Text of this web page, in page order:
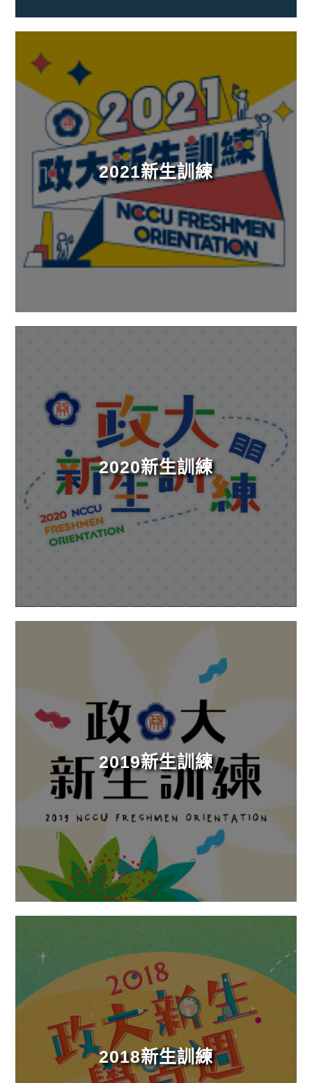
2021新生訓練
2020新生訓練
2019新生訓練
2018新生訓練